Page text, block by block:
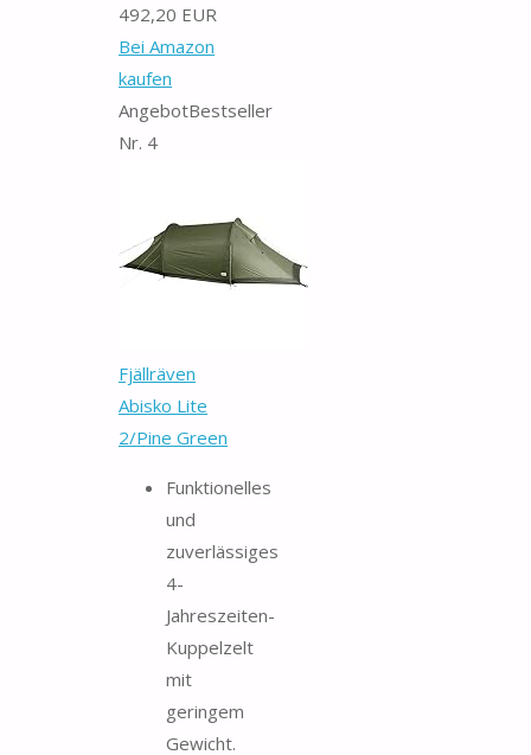
492,20 EUR
Bei Amazon
kaufen
AngebotBestseller
Nr. 4
Fjällräven
Abisko Lite
2/Pine Green
Funktionelles
und
zuverlässiges
4-
Jahreszeiten-
Kuppelzelt
mit
geringem
Gewicht.